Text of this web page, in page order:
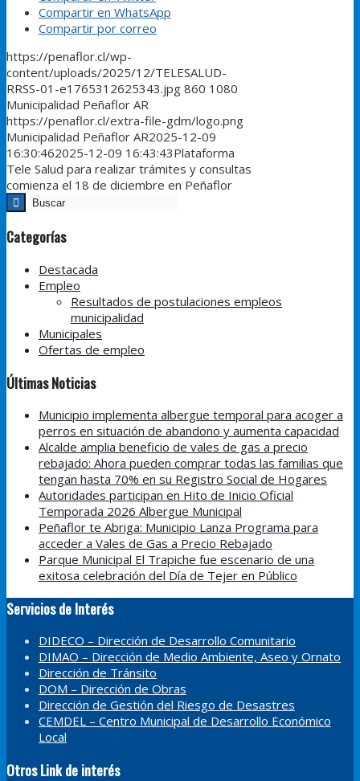
Compartir en WhatsApp
Compartir por correo
https://penaflor.cl/wp-
content/uploads/2025/12/TELESALUD-
RRSS-01-e1765312625343.jpg 860 1080
Municipalidad Peñaflor AR
https://penaflor.cl/extra-file-gdm/logo.png
Municipalidad Peñaflor AR2025-12-09
16:30:462025-12-09 16:43:43Plataforma
Tele Salud para realizar trámites y consultas
comienza el 18 de diciembre en Peñaflor
Categorías
Destacada
Empleo
Resultados de postulaciones empleos
municipalidad
Municipales
Ofertas de empleo
Últimas Noticias
Municipio implementa albergue temporal para acoger a
perros en situación de abandono y aumenta capacidad
Alcalde amplia beneficio de vales de gas a precio
rebajado: Ahora pueden comprar todas las familias que
tengan hasta 70% en su Registro Social de Hogares
Autoridades participan en Hito de Inicio Oficial
Temporada 2026 Albergue Municipal
Peñaflor te Abriga: Municipio Lanza Programa para
acceder a Vales de Gas a Precio Rebajado
Parque Municipal El Trapiche fue escenario de una
exitosa celebración del Día de Tejer en Público
Servicios de Interés
DIDECO – Dirección de Desarrollo Comunitario
DIMAO – Dirección de Medio Ambiente, Aseo y Ornato
Dirección de Tránsito
DOM – Dirección de Obras
Dirección de Gestión del Riesgo de Desastres
CEMDEL – Centro Municipal de Desarrollo Económico
Local
Otros Link de interés